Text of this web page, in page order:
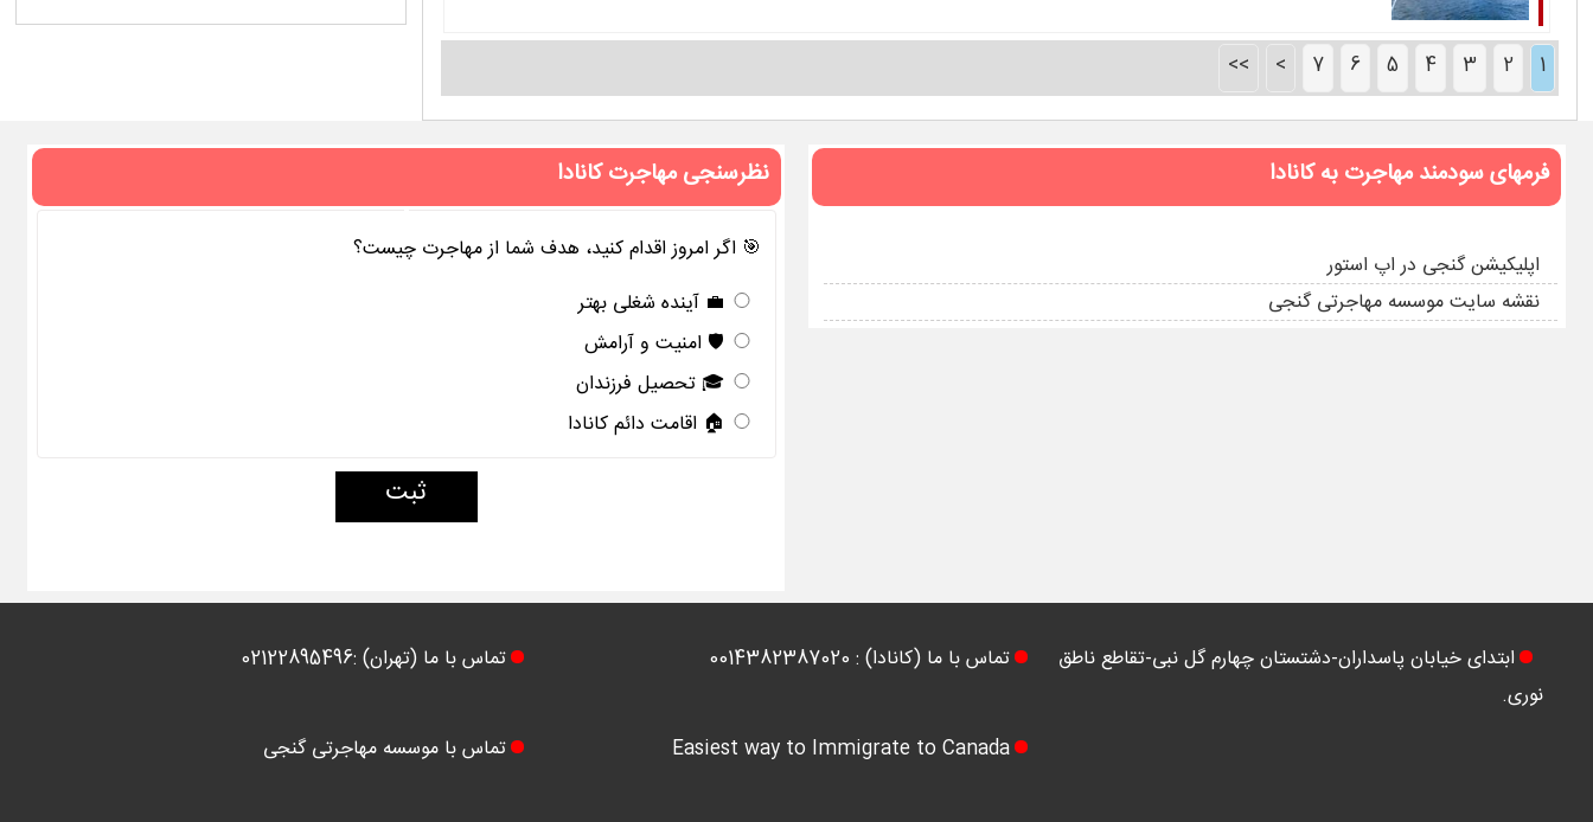
1
2
3
4
5
6
7
>
>>
فرمهای سودمند مهاجرت به کانادا
اپلیکیشن گنجی در اپ استور
نقشه سایت موسسه مهاجرتی گنجی
نظرسنجی مهاجرت کانادا
🎯 اگر امروز اقدام کنید، هدف شما از مهاجرت چیست؟
💼 آینده شغلی بهتر
🛡️ امنیت و آرامش
🎓 تحصیل فرزندان
🏠 اقامت دائم کانادا
ثبت
ابتدای خیابان پاسداران-دشتستان چهارم گل نبی-تقاطع ناطق
نوری.
تماس با ما (کانادا) : 0014382387020 تماس با ما (تهران) :02122895496
Easiest way to Immigrate to Canada تماس با موسسه مهاجرتی گنجی